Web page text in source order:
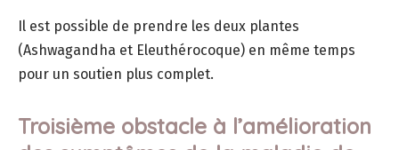
Il est possible de prendre les deux plantes
(Ashwagandha et Eleuthérocoque) en même temps
pour un soutien plus complet.
Troisième obstacle à l’amélioration